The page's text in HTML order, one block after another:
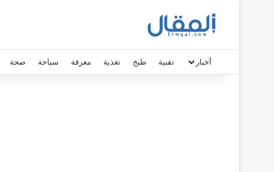
أخبار تقنية طبخ تغذية معرفة سياحة صحة